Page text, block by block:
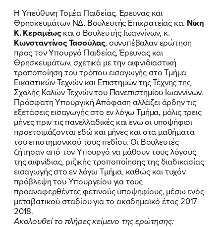
Η Υπεύθυνη Τομέα Παιδείας, Έρευνας και
Θρησκευμάτων ΝΔ, Βουλευτής Επικρατείας κα. Νίκη
Κ. Κεραμέωςκαι ο Βουλευτής Ιωαννίνων, κ.
Κωνσταντίνος Τασούλας, συνυπέβαλαν ερώτηση
προς τον Υπουργό Παιδείας, Έρευνας και
Θρησκευμάτων, σχετικά με την αιφνιδιαστική
τροποποίηση του τρόπου εισαγωγής στο Τμήμα
Εικαστικών Τεχνών και Επιστημών της Τέχνης της
Σχολής Καλών Τεχνών του Πανεπιστημίου Ιωαννίνων.
Πρόσφατη Υπουργική Απόφαση αλλάζει άρδην τις
εξετάσεις εισαγωγής στο εν λόγω Τμήμα, μόλις τρεις
μήνες πριν τις πανελλαδικές και ενώ οι υποψήφιοι
προετοιμάζονται εδώ και μήνες και στα μαθήματα
του επιστημονικού τους πεδίου. Οι Βουλευτές
ζήτησαν από τον Υπουργό να μάθουν τους λόγους
της αιφνίδιας, ριζικής τροποποίησης της διαδικασίας
εισαγωγής στο εν λόγω Τμήμα, καθώς και τυχόν
πρόβλεψη του Υπουργείου για τους
προαναφερθέντες φετινούς υποψηφίους, μέσω ενός
μεταβατικού σταδίου για το ακαδημαϊκό έτος 2017-
2018.
Ακολουθεί το πλήρες κείμενο της ερώτησης:
Δεδομένων
και τους τους
Χρήσηςτου δικτυακού τόπου του
Πολιτικού Γραφείου της Βουλευτού
Νίκης Κεραμέως
ΥΠΟΒΟΛΗ
Δεδομένων
και τους τους
Χρήσηςτου δικτυακού τόπου του
Πολιτικού Γραφείου της Βουλευτού
Νίκης Κεραμέως
ΥΠΟΒΟΛΗ